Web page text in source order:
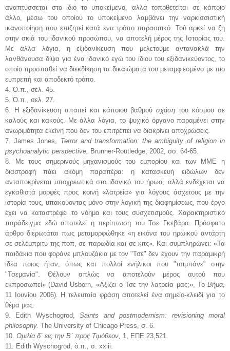
αναπτύσσεται στο ίδιο το υποκείμενο, αλλά τοποθετείται σε κάποιο
άλλο, μέσω του οποίου το υποκείμενο λαμβάνει την ναρκισσιστική
ικανοποίηση που επιζητεί κατά ένα τρόπο παρασιτικό. Τού αρκεί να ζη
στην σκιά του ιδανικού προσώπου, να αποτελή μέρος της Ιστορίας του.
Με άλλα λόγια, η εξιδανίκευση που μελετούμε αντανακλά την
λανθάνουσα δίψα για ένα ιδανικό εγώ του ίδιου του εξιδανικεύοντος, το
οποίο προσπαθεί να διεκδίκηση τα δικαιώματα του μεταμφιεσμένο με πιο
ευπρεπή και αποδεκτό τρόπο.
4. Ό.π., σελ. 45.
5. Ό.π., σελ. 27.
6. Η εξιδανίκευση απαιτεί και κάποιου βαθμούσχάση του κόσμου σε
καλούς και κακούς. Με άλλα λόγια, το ψυχικό όργανο παραμένει στην
ανωριμότητα εκείνη που δεν του επιτρέπει να διακρίνει αποχρώσεις.
7. James Jones, Terror and transformation: the ambiguity of religion in
psychoanalytic perspective,
Brunner-Routledge, 2002, σσ. 64-65.
8. Με τους σημερινούς μηχανισμούς του εμπορίου και των ΜΜΕ η
διαστροφή πάει ακόμη παραπέρα: η κατασκευή ειδώλων δεν
ανταποκρίνεται υποχρεωτικά στο ιδανικό του ήρωα, αλλά ενδέχεται να
εγκαθιστά μορφές προς κοινή «λατρεία» για λόγους άσχετους με την
ιστορία τους, υπακούοντας μόνο στην λογική της διαφημίσεως, που έργο
έχει να καταστρέφει το νόημα και τους συσχετισμούς. Χαρακτηριστικό
παράδειγμα εδώ αποτελεί η περίπτωση του Τσε Γκεβάρα. Πρόσφατο
άρθρο διερωτάται πως μεταμορφώθηκε «η εικόνα του ηρωικού αντάρτη
σε σελέμπριτυ της ποπ, σε παρωδία και σε κιτς». Και συμπληρώνει: «Τα
παιδάκια που φοράνε μπλουζάκια με τον "Τσε" δεν έχουν την παραμικρή
ιδέα ποιος ήταν, όπως και πολλοί ενήλικοι που "τσιμπάνε" στην
"Τσεμανία". Θέλουν απλώς να αποτελούν μέρος αυτού που
εκπροσωπεί» (David Usborn, «Αξίζει ο Τσε την λατρεία μας;», ΤοΒήμα,
11 Ιουνίου 2006). Η τελευταία φράση αποτελεί ένα σημείο-κλειδί για το
θέμα μας.
9. Edith Wyschogrod,Saints and postmodernism: revisioning moral
philosophy. The University of Chicago Press, σ. 6.
10. Ομιλία δ΄ εις την Β΄ προς Τιμόθεον, 1, ΕΠΕ 23,521.
11. Edith Wyschogrod, ό.π., σ. xxiii.